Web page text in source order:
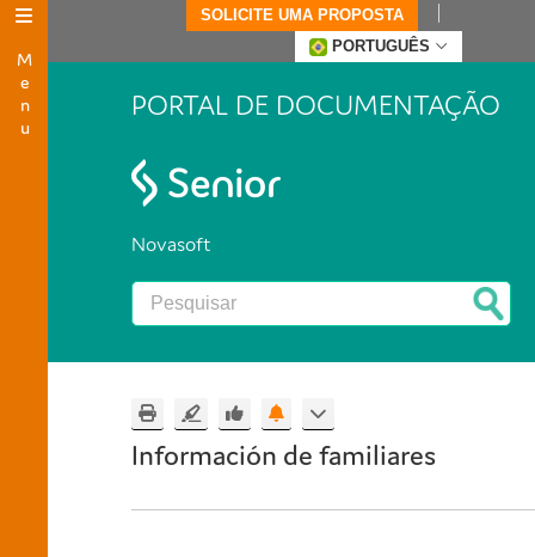
Menu
SOLICITE UMA PROPOSTA
PORTUGUÊS
PORTAL DE DOCUMENTAÇÃO
Novasoft
Información de familiares